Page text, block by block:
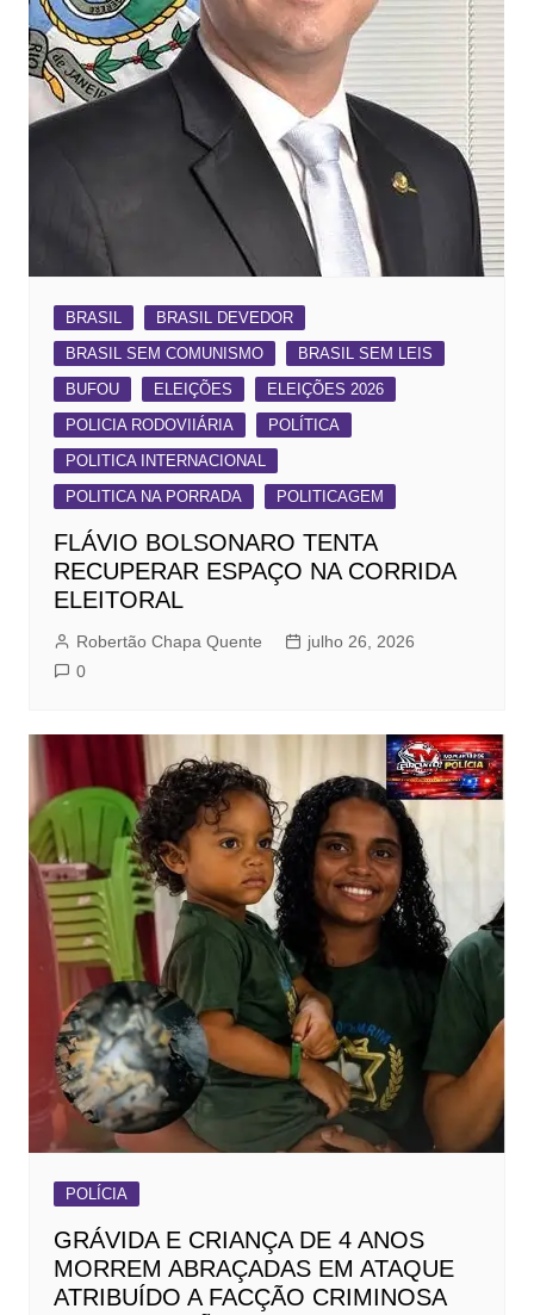
BRASIL
BRASIL DEVEDOR
BRASIL SEM COMUNISMO
BRASIL SEM LEIS
BUFOU
ELEIÇÕES
ELEIÇÕES 2026
POLICIA RODOVIIÁRIA
POLÍTICA
POLITICA INTERNACIONAL
POLITICA NA PORRADA
POLITICAGEM
FLÁVIO BOLSONARO TENTA
RECUPERAR ESPAÇO NA CORRIDA
ELEITORAL
Robertão Chapa Quente
julho 26, 2026
0
POLÍCIA
GRÁVIDA E CRIANÇA DE 4 ANOS
MORREM ABRAÇADAS EM ATAQUE
ATRIBUÍDO A FACÇÃO CRIMINOSA